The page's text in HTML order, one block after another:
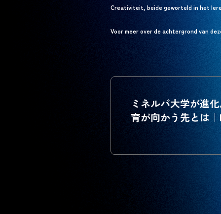
Creativiteit, beide geworteld in het
Voor meer over de achtergrond van
ミネルバ大学が進
育が向かう先とは｜